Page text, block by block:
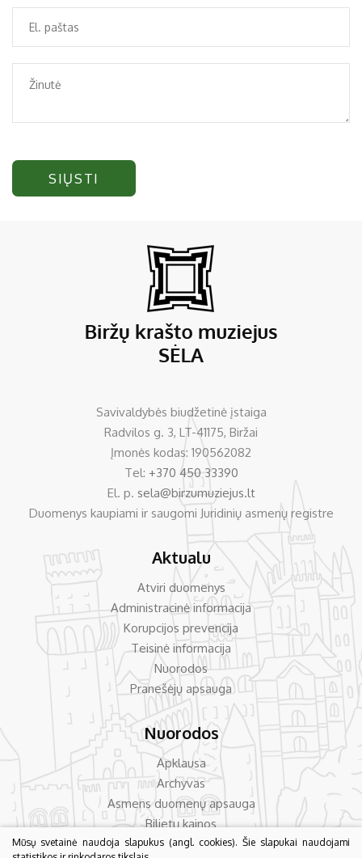
SIŲSTI
Savivaldybės biudžetinė įstaiga
Radvilos g. 3, LT-41175, Biržai
Įmonės kodas: 190562082
Tel: +370 450 33390
El. p. sela@birzumuziejus.lt
Duomenys kaupiami ir saugomi Juridinių asmenų registre
Aktualu
Atviri duomenys
Administracinė informacija
Korupcijos prevencija
Teisinė informacija
Nuorodos
Pranešėjų apsauga
Nuorodos
Apklausa
Archyvas
Asmens duomenų apsauga
Bilietų kainos
Dažniausiai užduodami klausimai
Mūsų svetainė naudoja slapukus (angl. cookies). Šie slapukai naudojami